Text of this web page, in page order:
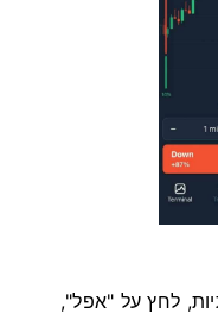
לחץ על "אפל",